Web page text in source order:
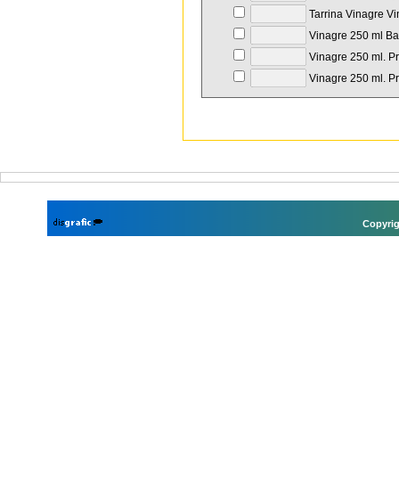
Tarrina Vinagre
Vinagre 250 ml
Vinagre 250 ml.
Vinagre 250 ml.